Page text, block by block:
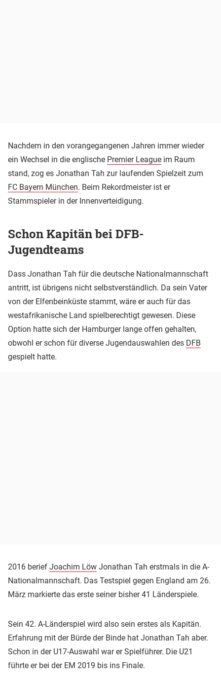
Nachdem in den vorangegangenen Jahren immer wieder
ein Wechsel in die englische Premier League im Raum
stand, zog es Jonathan Tah zur laufenden Spielzeit zum
FC Bayern München. Beim Rekordmeister ist er
Stammspieler in der Innenverteidigung.
Schon Kapitän bei DFB-
Jugendteams
Dass Jonathan Tah für die deutsche Nationalmannschaft
antritt, ist übrigens nicht selbstverständlich. Da sein Vater
von der Elfenbeinküste stammt, wäre er auch für das
westafrikanische Land spielberechtigt gewesen. Diese
Option hatte sich der Hamburger lange offen gehalten,
obwohl er schon für diverse Jugendauswahlen des DFB
gespielt hatte.
2016 berief Joachim Löw Jonathan Tah erstmals in die A-
Nationalmannschaft. Das Testspiel gegen England am 26.
März markierte das erste seiner bisher 41 Länderspiele.
Sein 42. A-Länderspiel wird also sein erstes als Kapitän.
Erfahrung mit der Bürde der Binde hat Jonathan Tah aber.
Schon in der U17-Auswahl war er Spielführer. Die U21
führte er bei der EM 2019 bis ins Finale.